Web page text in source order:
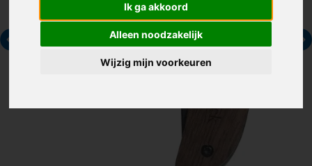
Ik ga akkoord
Alleen noodzakelijk
Wijzig mijn voorkeuren